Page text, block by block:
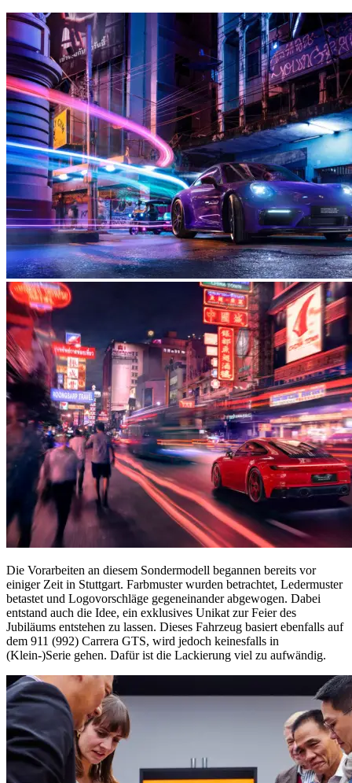
Die Vorarbeiten an diesem Sondermodell begannen bereits vor
einiger Zeit in Stuttgart. Farbmuster wurden betrachtet, Ledermuster
betastet und Logovorschläge gegeneinander abgewogen. Dabei
entstand auch die Idee, ein exklusives Unikat zur Feier des
Jubiläums entstehen zu lassen. Dieses Fahrzeug basiert ebenfalls auf
dem 911 (992) Carrera GTS, wird jedoch keinesfalls in
(Klein-)Serie gehen. Dafür ist die Lackierung viel zu aufwändig.